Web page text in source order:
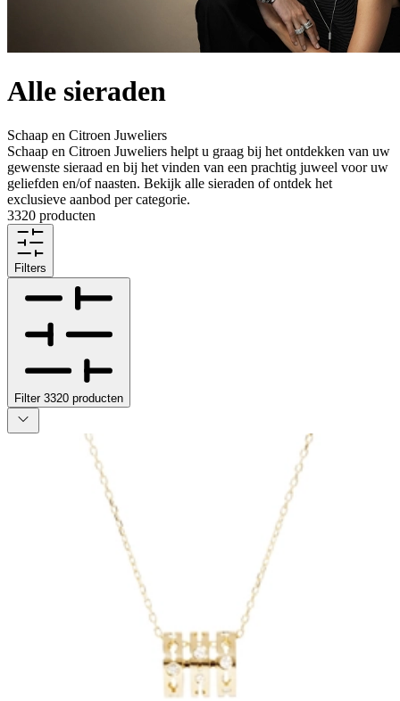
Alle sieraden
Schaap en Citroen Juweliers
Schaap en Citroen Juweliers helpt u graag bij het ontdekken van uw
gewenste sieraad en bij het vinden van een prachtig juweel voor uw
geliefden en/of naasten. Bekijk alle sieraden of ontdek het
exclusieve aanbod per categorie.
3320 producten
Filters
Filter 3320 producten